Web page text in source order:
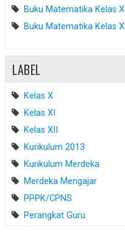
Buku Matematika Kelas X
Buku Matematika Kelas XI
LABEL
Kelas X
Kelas XI
Kelas XII
Kurikulum 2013
Kurikulum Merdeka
Merdeka Mengajar
PPPK/CPNS
Perangkat Guru